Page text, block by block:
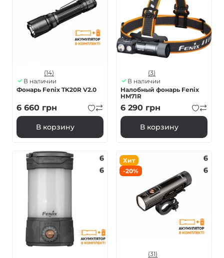
(14)
В наличии
Фонарь Fenix TK20R V2.0
6 660 грн
В корзину
(3)
В наличии
Налобный фонарь Fenix
HM71R
6 290 грн
В корзину
6
6
Хит
-20%
6
6
(31)